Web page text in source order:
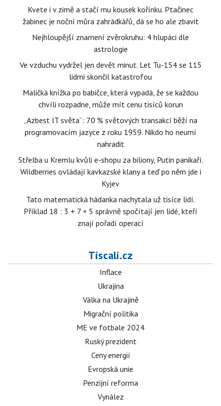
Kvete i v zimě a stačí mu kousek kořínku. Ptačinec
žabinec je noční můra zahrádkářů, dá se ho ale zbavit
Nejhloupější znamení zvěrokruhu: 4 hlupáci dle
astrologie
Ve vzduchu vydržel jen devět minut. Let Tu-154 se 115
lidmi skončil katastrofou
Maličká knížka po babičce, která vypadá, že se každou
chvíli rozpadne, může mít cenu tisíců korun
„Azbest IT světa“: 70 % světových transakcí běží na
programovacím jazyce z roku 1959. Nikdo ho neumí
nahradit
Střelba u Kremlu kvůli e-shopu za biliony, Putin panikaří.
Wildberries ovládají kavkazské klany a teď po něm jde i
Kyjev
Tato matematická hádanka nachytala už tisíce lidí.
Příklad 18 : 3 + 7 × 5 správně spočítají jen lidé, kteří
znají pořadí operací
Tiscali.cz
Inflace
Ukrajina
Válka na Ukrajině
Migrační politika
ME ve fotbale 2024
Ruský prezident
Ceny energií
Evropská unie
Penzijní reforma
Vynález